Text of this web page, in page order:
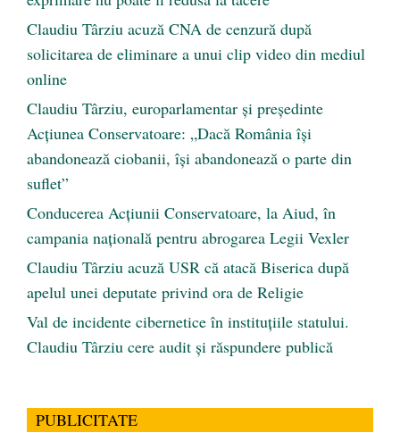
Claudiu Târziu acuză CNA de cenzură după
solicitarea de eliminare a unui clip video din mediul
online
Claudiu Târziu, europarlamentar și președinte
Acțiunea Conservatoare: „Dacă România își
abandonează ciobanii, își abandonează o parte din
suflet”
Conducerea Acțiunii Conservatoare, la Aiud, în
campania națională pentru abrogarea Legii Vexler
Claudiu Târziu acuză USR că atacă Biserica după
apelul unei deputate privind ora de Religie
Val de incidente cibernetice în instituțiile statului.
Claudiu Târziu cere audit și răspundere publică
PUBLICITATE